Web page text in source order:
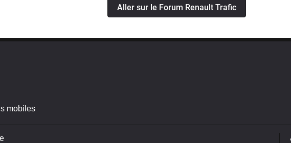
Aller sur le Forum Renault Trafic
mobiles